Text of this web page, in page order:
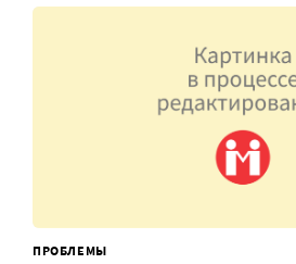
ПРОБЛЕМЫ